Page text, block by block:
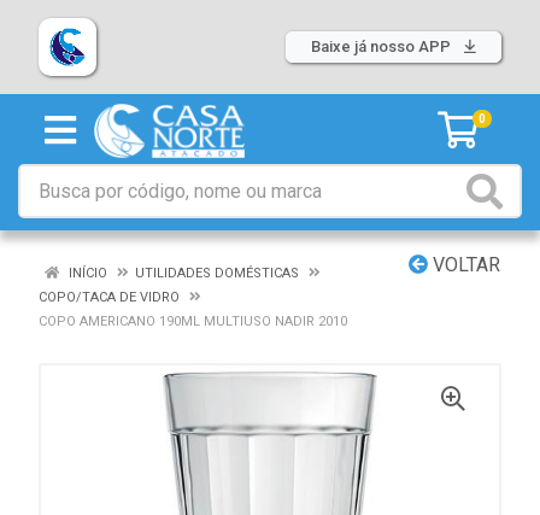
Baixe já nosso APP
0
VOLTAR
INÍCIO
UTILIDADES DOMÉSTICAS
COPO/TACA DE VIDRO
COPO AMERICANO 190ML MULTIUSO NADIR 2010